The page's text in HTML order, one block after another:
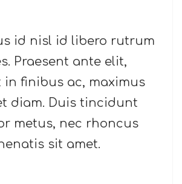
id nisl id libero rutrum
Praesent ante elit,
in finibus ac, maximus
diam. Duis tincidunt
metus, nec rhoncus
sit amet.